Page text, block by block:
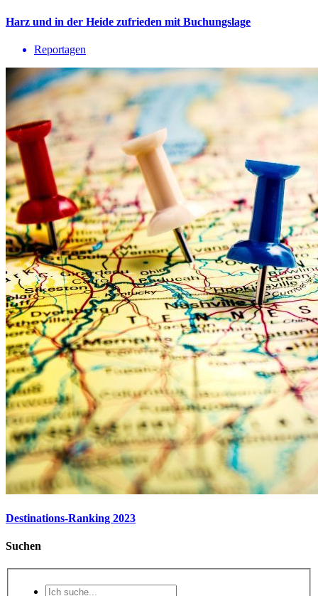
Harz und in der Heide zufrieden mit Buchungslage
Reportagen
Destinations-Ranking 2023
Suchen